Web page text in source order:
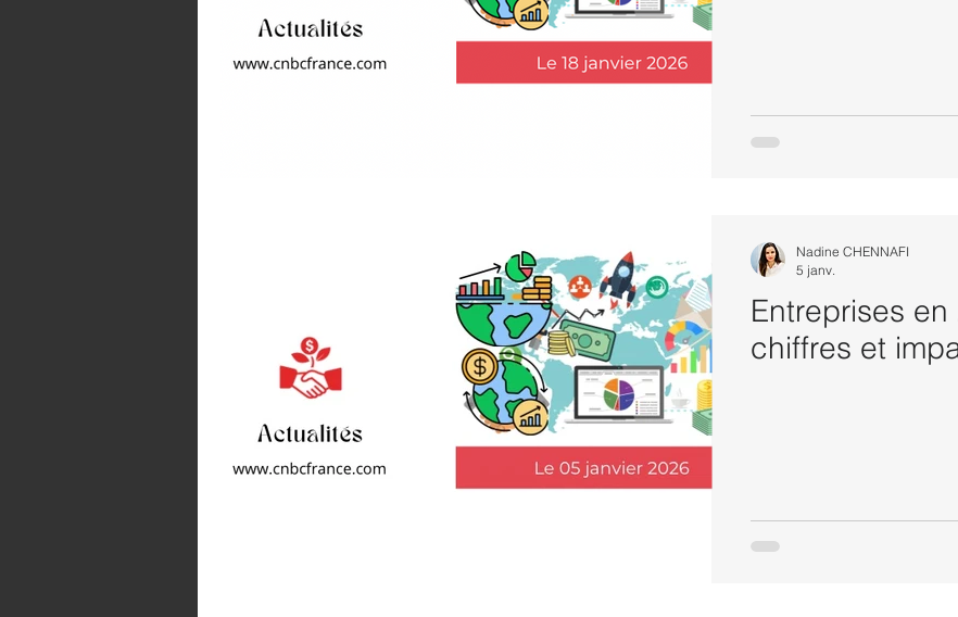
Entreprises
chiffres et
Nadine CHENNAFI
5 janv.